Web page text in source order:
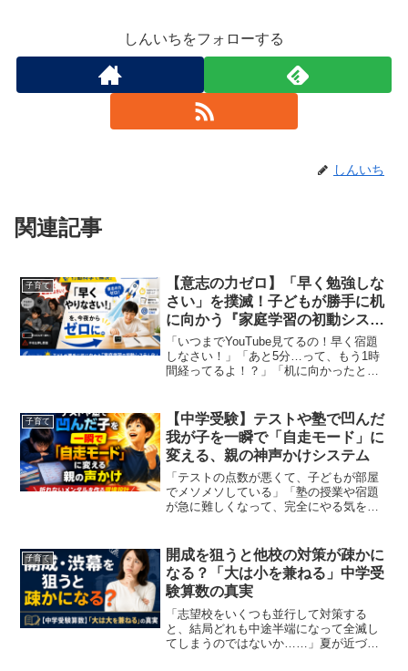
しんいちをフォローする
しんいち
関連記事
子育て
【意志の力ゼロ】「早く勉強しな
さい」を撲滅！子どもが勝手に机
に向かう『家庭学習の初動システ
ム化』
「いつまでYouTube見てるの！早く宿題
しなさい！」「あと5分…って、もう1時
間経ってるよ！？」「机に向かったと思
ングでこんな「不毛な押し問答」を繰り
返していませんか？...
子育て
【中学受験】テストや塾で凹んだ
我が子を一瞬で「自走モード」に
変える、親の神声かけシステム
「テストの点数が悪くて、子どもが部屋
でメソメソしている」「塾の授業や宿題
が急に難しくなって、完全にやる気を失
た「我が子の挫折・メンタル崩壊」の場
面に何度も直面しますよね...
子育て
開成を狙うと他校の対策が疎かに
なる？「大は小を兼ねる」中学受
験算数の真実
「志望校をいくつも並行して対策する
と、結局どれも中途半端になって全滅し
てしまうのではないか……」夏が近づく